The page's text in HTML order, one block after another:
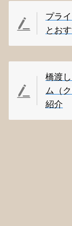
プラ
とお
橋渡
ム（
紹介